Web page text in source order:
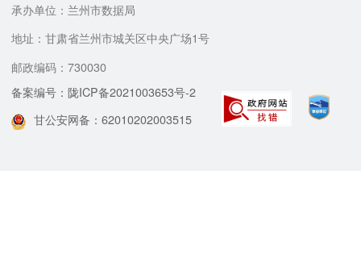
承办单位：兰州市数据局
地址：甘肃省兰州市城关区中央广场1号
邮政编码：730030
备案编号：陇ICP备2021003653号-2
甘公安网备：62010202003515